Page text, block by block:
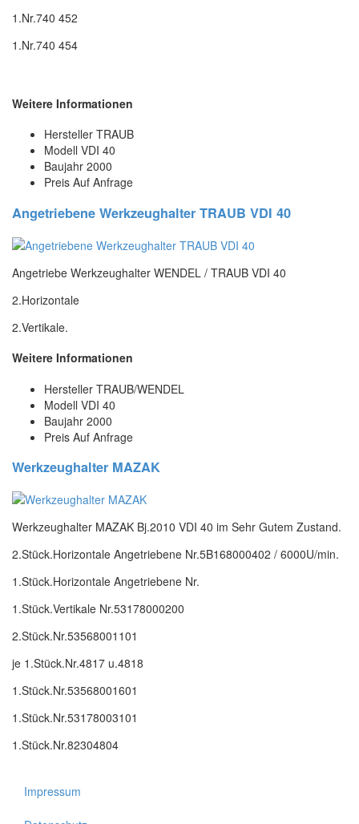
1.Nr.740 452
1.Nr.740 454
Weitere Informationen
Hersteller TRAUB
Modell VDI 40
Baujahr 2000
Preis Auf Anfrage
Angetriebene Werkzeughalter TRAUB VDI 40
Angetriebe Werkzeughalter WENDEL / TRAUB VDI 40
2.Horizontale
2.Vertikale.
Weitere Informationen
Hersteller TRAUB/WENDEL
Modell VDI 40
Baujahr 2000
Preis Auf Anfrage
Werkzeughalter MAZAK
Werkzeughalter MAZAK Bj.2010 VDI 40 im Sehr Gutem Zustand.
2.Stück.Horizontale Angetriebene Nr.5B168000402 / 6000U/min.
1.Stück.Horizontale Angetriebene Nr.
1.Stück.Vertikale Nr.53178000200
2.Stück.Nr.53568001101
je 1.Stück.Nr.4817 u.4818
1.Stück.Nr.53568001601
1.Stück.Nr.53178003101
1.Stück.Nr.82304804
Impressum